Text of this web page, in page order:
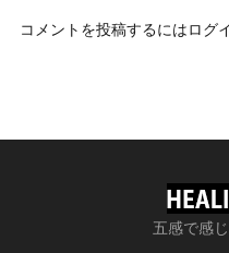
コメントを投稿するには ログ
五感で感